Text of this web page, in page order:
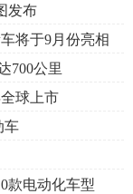
发布
将于9月份亮相
700公里
球上市
车
款电动化车型